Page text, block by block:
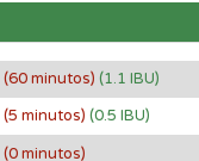
(60 minutos) (1.1 IBU)
(5 minutos) (0.5 IBU)
(0 minutos)